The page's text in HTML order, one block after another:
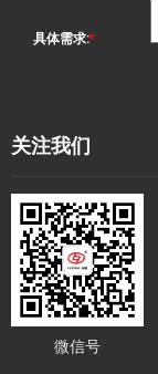
具体需求:*
关注我们
微信号